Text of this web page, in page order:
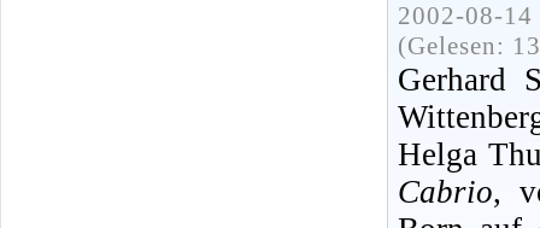
2002-08-
(Gelesen:
Gerhard
Helga
Cabrio,